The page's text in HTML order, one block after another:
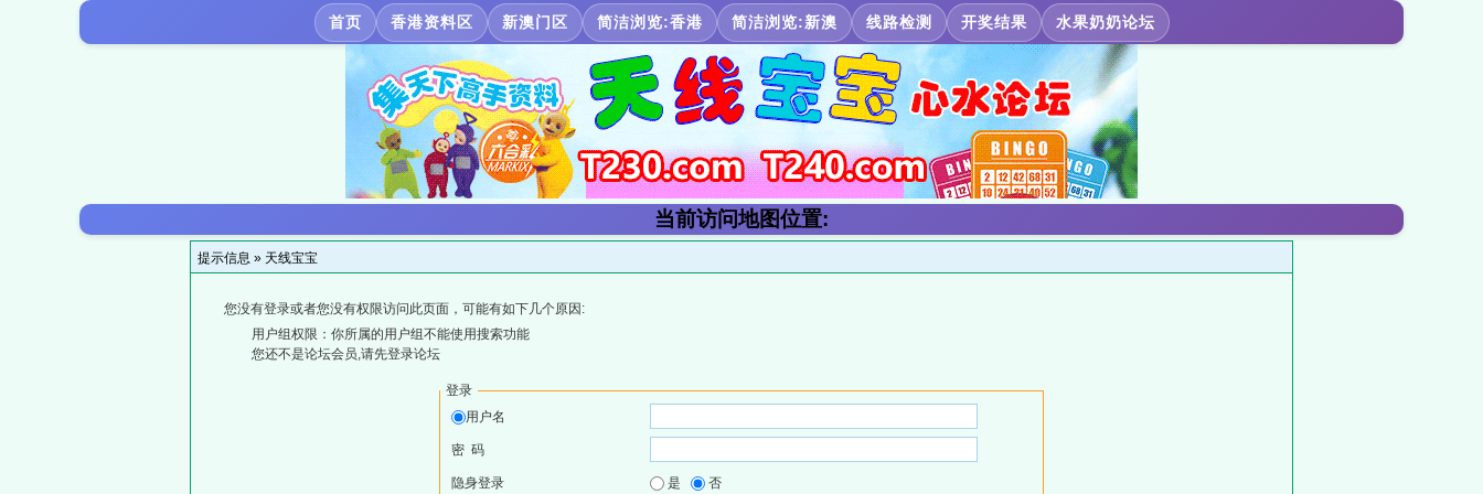
首页 香港资料区 新澳门区 简洁浏览:香港 简洁浏览:新澳 线路检测 开奖结果 水果奶奶论坛
当前访问地图位置:
提示信息 » 天线宝宝
您没有登录或者您没有权限访问此页面，可能有如下几个原因:
用户组权限：你所属的用户组不能使用搜索功能
您还不是论坛会员,请先登录论坛
登录
用户名
密 码
隐身登录 是 否